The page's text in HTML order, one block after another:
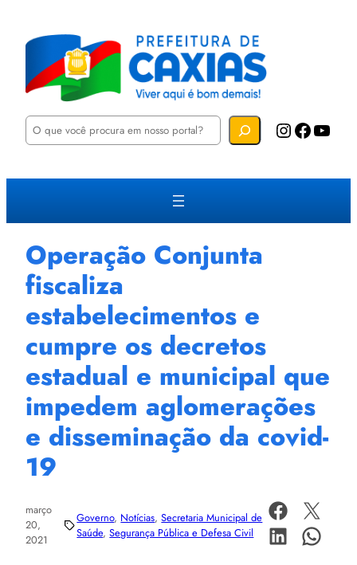
P
u
a
Instagram Facebook YouTube
Operação Conjunta
fiscaliza
estabelecimentos e
cumpre os decretos
estadual e municipal que
impedem aglomerações
e disseminação da covid-
19
março
20,
2021
Governo, Notícias, Secretaria Municipal de
Saúde, Segurança Pública e Defesa Civil